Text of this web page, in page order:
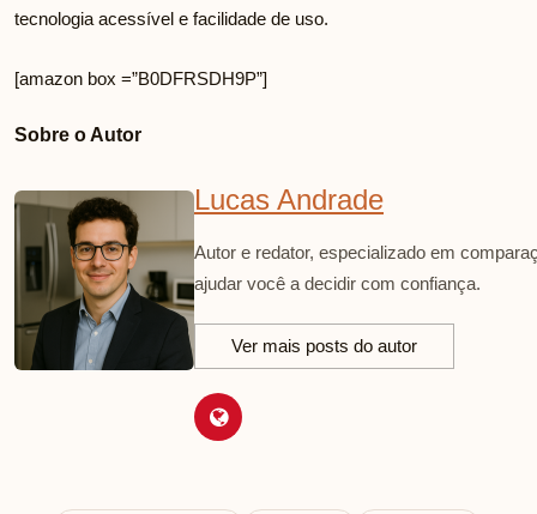
tecnologia acessível e facilidade de uso.
[amazon box =”B0DFRSDH9P”]
Sobre o Autor
Lucas Andrade
Autor e redator, especializado em
ajudar você a decidir com confiança.
Ver mais posts do autor